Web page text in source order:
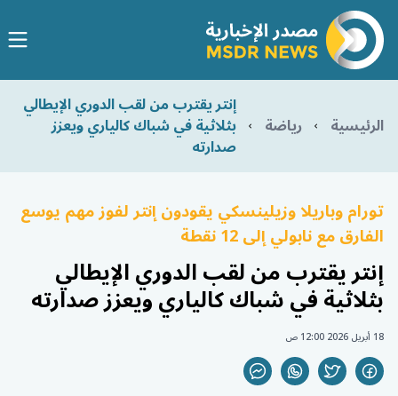
الرئيسية رياضة
إنتر يقترب من لقب الدوري الإيطالي
بثلاثية في شباك كالياري ويعزز
صدارته
تورام وباريلا وزيلينسكي يقودون إنتر لفوز مهم يوسع
الفارق مع نابولي إلى 12 نقطة
إنتر يقترب من لقب الدوري الإيطالي
بثلاثية في شباك كالياري ويعزز صدارته
18 أبريل 2026 12:00 ص